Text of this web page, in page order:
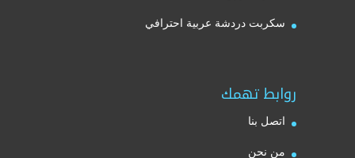
سكربت دردشة عربية احترافي
روابط تهمك
اتصل بنا
من نحن